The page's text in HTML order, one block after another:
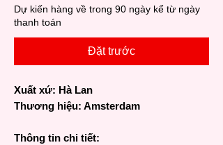
Dự kiến hàng về trong 90 ngày kể từ ngày
thanh toán
Đặt trước
Xuất xứ: Hà Lan
Thương hiệu: Amsterdam
Thông tin chi tiết: